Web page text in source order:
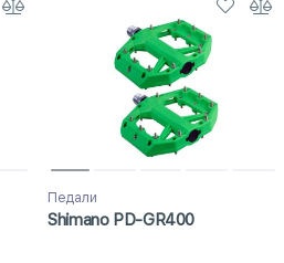
Педали
Shimano PD-GR400